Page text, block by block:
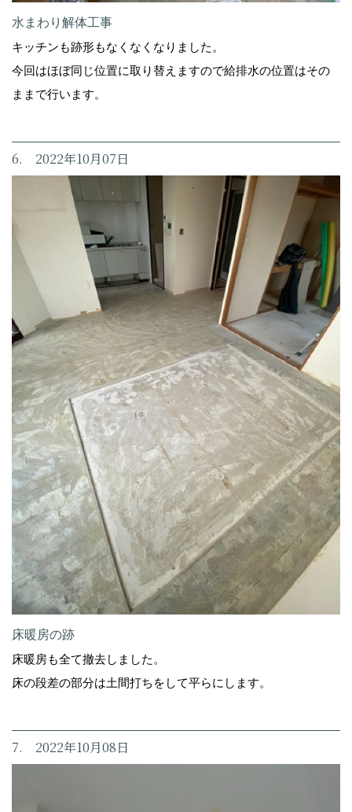
水まわり解体工事
キッチンも跡形もなくなくなりました。
今回はほぼ同じ位置に取り替えますので給排水の位置はその
ままで行います。
6. 2022年10月07日
床暖房の跡
床暖房も全て撤去しました。
床の段差の部分は土間打ちをして平らにします。
7. 2022年10月08日